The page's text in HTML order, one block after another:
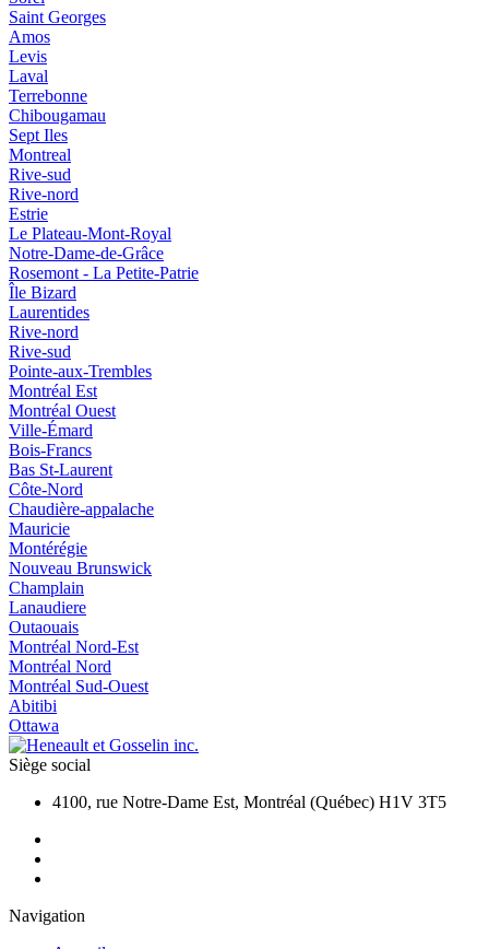
Saint Georges
Amos
Levis
Laval
Terrebonne
Chibougamau
Sept Iles
Montreal
Rive-sud
Rive-nord
Estrie
Le Plateau-Mont-Royal
Notre-Dame-de-Grâce
Rosemont - La Petite-Patrie
Île Bizard
Laurentides
Rive-nord
Rive-sud
Pointe-aux-Trembles
Montréal Est
Montréal Ouest
Ville-Émard
Bois-Francs
Bas St-Laurent
Côte-Nord
Chaudière-appalache
Mauricie
Montérégie
Nouveau Brunswick
Champlain
Lanaudiere
Outaouais
Montréal Nord-Est
Montréal Nord
Montréal Sud-Ouest
Abitibi
Ottawa
Siège social
4100, rue Notre-Dame Est, Montréal (Québec) H1V 3T5
Navigation